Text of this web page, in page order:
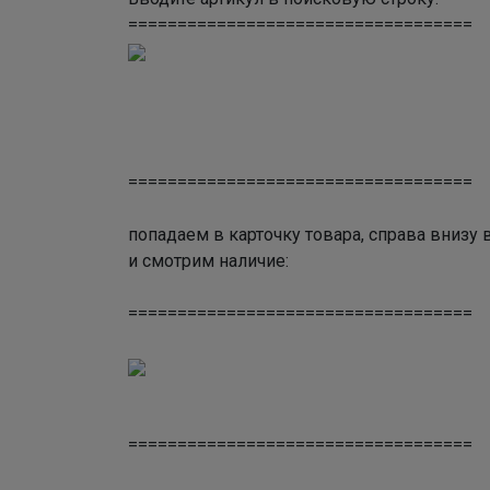
===================================
===================================
попадаем в карточку товара, справа
и смотрим наличие:
===================================
===================================